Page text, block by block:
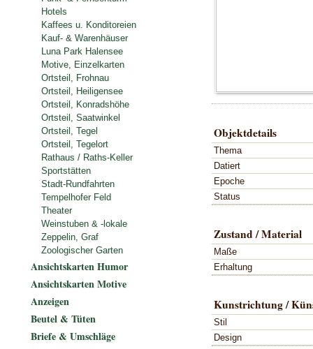
Objektdetails
Thema
Datiert
Epoche
Status
Zustand / Material
Maße
Erhaltung
Kunstrichtung /
Stil
Design
Hotels
Kaffees u. Konditoreien
Kauf- & Warenhäuser
Luna Park Halensee
Motive, Einzelkarten
Ortsteil, Frohnau
Ortsteil, Heiligensee
Ortsteil, Konradshöhe
Ortsteil, Saatwinkel
Ortsteil, Tegel
Ortsteil, Tegelort
Rathaus / Raths-Keller
Sportstätten
Stadt-Rundfahrten
Tempelhofer Feld
Theater
Weinstuben & -lokale
Zeppelin, Graf
Zoologischer Garten
Ansichtskarten Humor
Ansichtskarten Motive
Anzeigen
Beutel & Tüten
Briefe & Umschläge